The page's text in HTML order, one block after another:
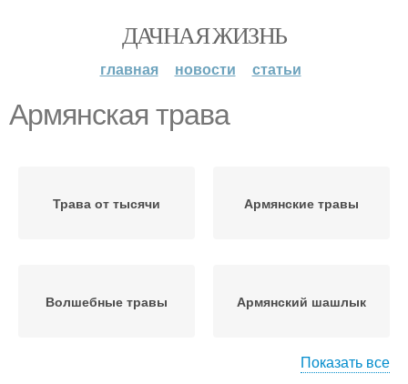
ДАЧНАЯ ЖИЗНЬ
главная новости статьи
Армянская трава
Трава от тысячи Армянские травы
Волшебные травы Армянский шашлык
Показать все